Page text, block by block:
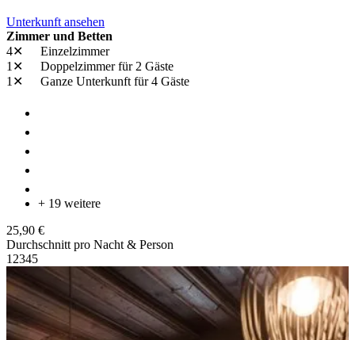
Unterkunft ansehen
Zimmer und Betten
4✕
Einzelzimmer
1✕
Doppelzimmerfür 2 Gäste
1✕
Ganze Unterkunftfür 4 Gäste
+ 19 weitere
25,90 €
Durchschnitt pro Nacht & Person
12345